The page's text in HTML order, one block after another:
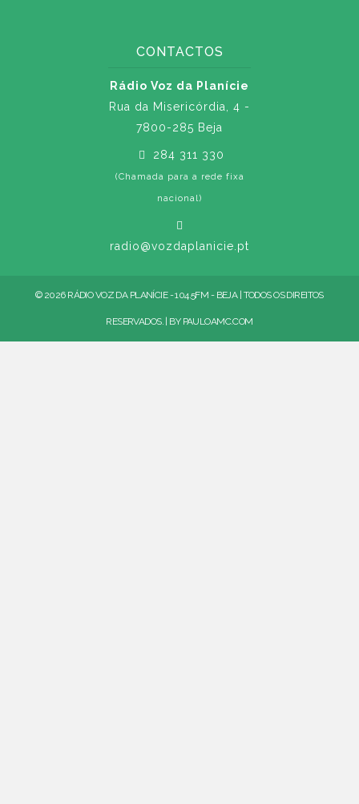
CONTACTOS
Rádio Voz da Planície
Rua da Misericórdia, 4 -
7800-285 Beja
284 311 330
(Chamada para a rede fixa
nacional)
radio@vozdaplanicie.pt
© 2026 RÁDIO VOZ DA PLANÍCIE - 104.5FM - BEJA | TODOS OS DIREITOS
RESERVADOS. | BY PAULOAMC.COM